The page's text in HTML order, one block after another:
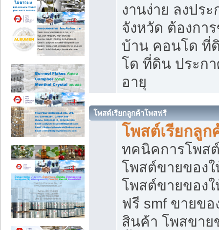
งานง่าย ลงปร
จังหวัด ต้องกา
บ้าน คอนโด ที่
โด ที่ดิน ประก
อายุ
โพสต์เรียกลูกค้าโพสฟรี
โพสต์เรียกลูก
ทคนิคการโพส
โพสต์ขายของ
โพสต์ขายของ
ฟรี smf ขายข
สินค้า โพสขาย